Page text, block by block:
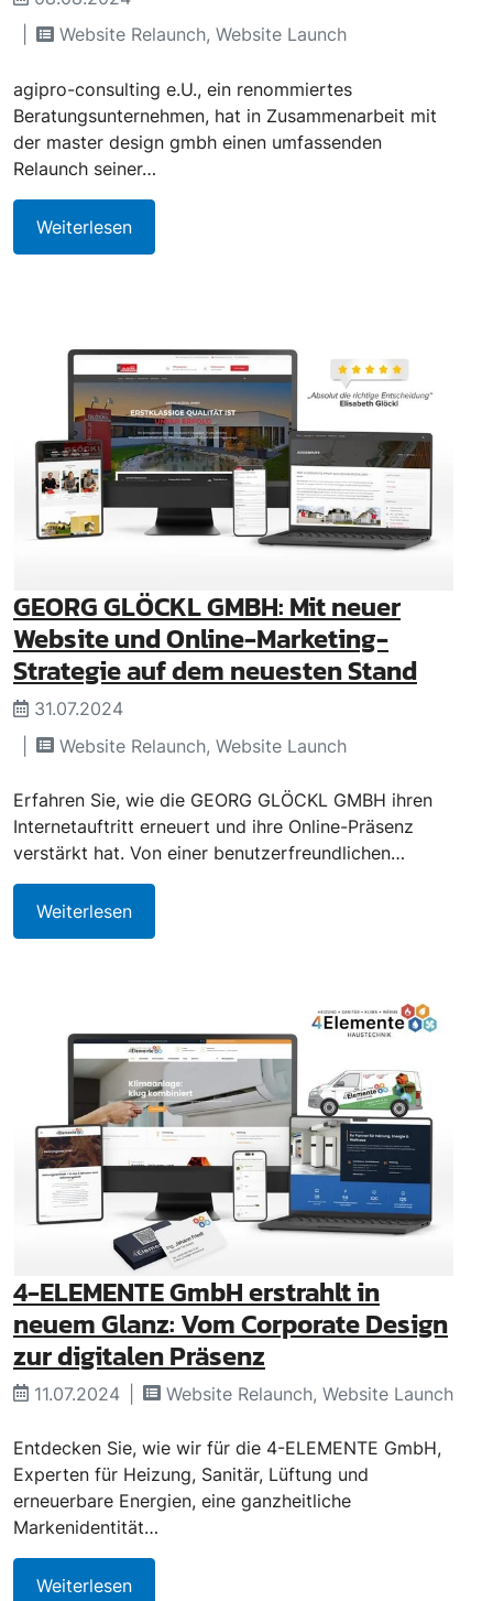
Website Relaunch, Website Launch
agipro-consulting e.U., ein renommiertes
Beratungsunternehmen, hat in Zusammenarbeit mit
der master design gmbh einen umfassenden
Relaunch seiner…
Weiterlesen
GEORG GLÖCKL GMBH: Mit neuer
Website und Online-Marketing-
Strategie auf dem neuesten Stand
31.07.2024
Website Relaunch, Website Launch
Erfahren Sie, wie die GEORG GLÖCKL GMBH ihren
Internetauftritt erneuert und ihre Online-Präsenz
verstärkt hat. Von einer benutzerfreundlichen…
Weiterlesen
4-ELEMENTE GmbH erstrahlt in
neuem Glanz: Vom Corporate Design
zur digitalen Präsenz
11.07.2024 Website Relaunch, Website Launch
Entdecken Sie, wie wir für die 4-ELEMENTE GmbH,
Experten für Heizung, Sanitär, Lüftung und
erneuerbare Energien, eine ganzheitliche
Markenidentität…
Weiterlesen